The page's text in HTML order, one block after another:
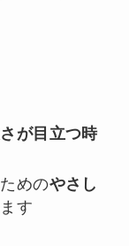
が目立つ時
めのやさし
す